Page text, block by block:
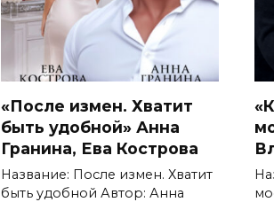
«После измен. Хватит
быть удобной» Анна
Гранина, Ева Кострова
Название: После измен. Хватит
быть удобной Автор: Анна